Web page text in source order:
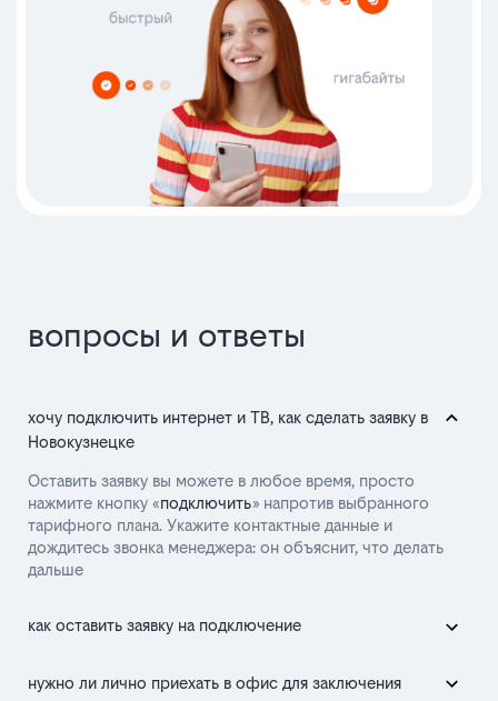
вопросы и ответы
хочу подключить интернет и ТВ, как сделать заявку в
Новокузнецке
Оставить заявку вы можете в любое время, просто
нажмите кнопку «подключить» напротив выбранного
тарифного плана. Укажите контактные данные и
дождитесь звонка менеджера: он объяснит, что делать
дальше
как оставить заявку на подключение
нужно ли лично приехать в офис для заключения